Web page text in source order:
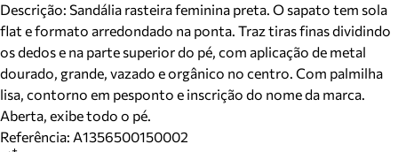
Descrição: Sandália rasteira feminina preta. O sapato tem sola
flat e formato arredondado na ponta. Traz tiras finas dividindo
os dedos e na parte superior do pé, com aplicação de metal
dourado, grande, vazado e orgânico no centro. Com palmilha
lisa, contorno em pesponto e inscrição do nome da marca.
Aberta, exibe todo o pé.
Referência: A1356500150002